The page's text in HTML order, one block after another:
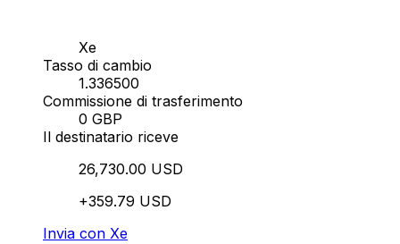
Xe
Tasso di cambio
1.336500
Commissione di trasferimento
0 GBP
Il destinatario riceve
26,730.00 USD
+359.79 USD
Invia con Xe